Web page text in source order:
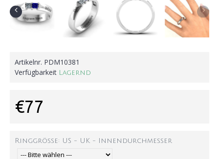
Artikelnr. PDM10381
Verfügbarkeit Lagernd
€77
Ringgröße: US - UK - Innendurchmesser